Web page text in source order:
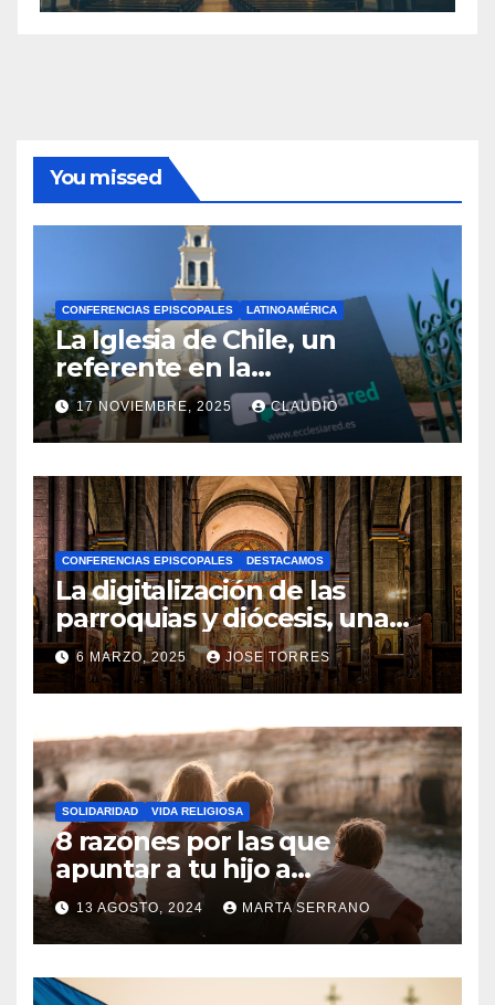
You missed
CONFERENCIAS EPISCOPALES LATINOAMÉRICA
La Iglesia de Chile, un
referente en la
transformación digital
gracias a Ecclesiared
17 NOVIEMBRE, 2025 CLAUDIO
N
O
H
A
Y
C
O
M
N
T
A
R
I
O
S
CONFERENCIAS EPISCOPALES DESTACAMOS
La digitalización de las
parroquias y diócesis, una
realidad ya para el futuro de
la Iglesia
6 MARZO, 2025 JOSE TORRES
N
O
H
A
Y
SOLIDARIDAD VIDA RELIGIOSA
8 razones por las que
apuntar a tu hijo a
Catequesis
13 AGOSTO, 2024 MARTA SERRANO
N
O